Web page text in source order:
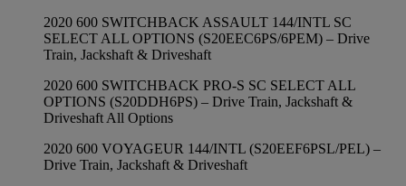
2020 600 SWITCHBACK ASSAULT 144/INTL SC
SELECT ALL OPTIONS (S20EEC6PS/6PEM) – Drive
Train, Jackshaft & Driveshaft
2020 600 SWITCHBACK PRO-S SC SELECT ALL
OPTIONS (S20DDH6PS) – Drive Train, Jackshaft &
Driveshaft All Options
2020 600 VOYAGEUR 144/INTL (S20EEF6PSL/PEL) –
Drive Train, Jackshaft & Driveshaft